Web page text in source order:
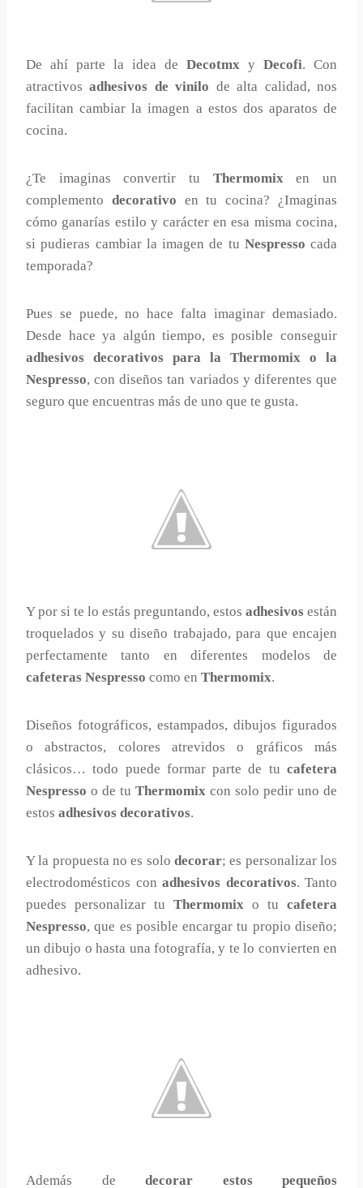
De ahí parte la idea de Decotmx y Decofi. Con
atractivosadhesivos de vinilo de alta calidad, nos
facilitan cambiar la imagen a estos dos aparatos de
cocina.
¿Te imaginas convertir tu Thermomixen un
complemento decorativo en tu cocina? ¿Imaginas
cómo ganarías estilo y carácter en esa misma cocina,
si pudieras cambiar la imagen de tu Nespresso cada
temporada?
Pues se puede, no hace falta imaginar demasiado.
Desde hace ya algún tiempo, es posible conseguir
adhesivos decorativos para la Thermomix o la
Nespresso, con diseños tan variados y diferentes que
seguro que encuentras más de uno que te gusta.
Y por si te lo estás preguntando, estos adhesivos están
troquelados y su diseño trabajado, para que encajen
perfectamente tanto en diferentes modelos de
cafeteras Nespresso como en Thermomix.
Diseños fotográficos, estampados, dibujos figurados
o abstractos, colores atrevidos o gráficos más
clásicos… todo puede formar parte de tu cafetera
Nespresso o de tu Thermomix con solo pedir uno de
estos adhesivos decorativos.
Y la propuesta no es solo decorar; es personalizar los
electrodomésticos con adhesivos decorativos. Tanto
puedes personalizar tu Thermomix o tu cafetera
Nespresso, que es posible encargar tu propio diseño;
un dibujo o hasta una fotografía, y te lo convierten en
adhesivo.
Además de decorar estos pequeños